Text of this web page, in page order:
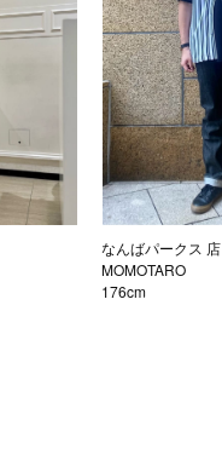
なんばパークス 店
MOMOTARO
176cm